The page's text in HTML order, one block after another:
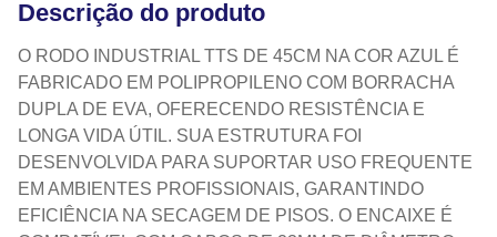
Descrição do produto
O RODO INDUSTRIAL TTS DE 45CM NA COR AZUL É
FABRICADO EM POLIPROPILENO COM BORRACHA
DUPLA DE EVA, OFERECENDO RESISTÊNCIA E
LONGA VIDA ÚTIL. SUA ESTRUTURA FOI
DESENVOLVIDA PARA SUPORTAR USO FREQUENTE
EM AMBIENTES PROFISSIONAIS, GARANTINDO
EFICIÊNCIA NA SECAGEM DE PISOS. O ENCAIXE É